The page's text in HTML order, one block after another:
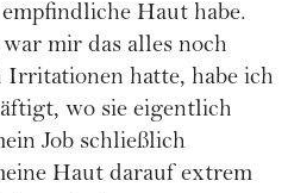
Haut habe.
mir das alles noch
Irritationen hatte, habe ich
wo sie eigentlich
Job schließlich
Haut darauf extrem